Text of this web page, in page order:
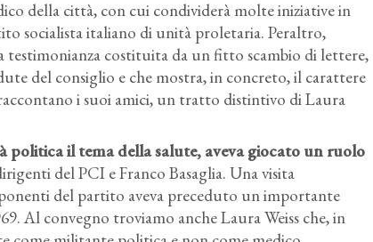
della città, con cui condividerà molte iniziative in
socialista italiano di unità proletaria. Peraltro,
testimonianza costituita da un fitto scambio di lettere,
del consiglio e che mostra, in concreto, il carattere
i suoi amici, un tratto distintivo di Laura
il tema della salute, aveva giocato un ruolo
del PCI e Franco Basaglia. Una visita
del partito aveva preceduto un importante
Al convegno troviamo anche Laura Weiss che, in